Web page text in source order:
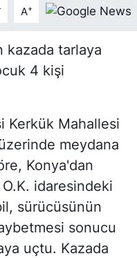
A+
kazada tarlaya
4 kişi
Kerkük Mahallesi
meydana
Konya'dan
idaresindeki
sürücüsünün
sonucu
uçtu. Kazada